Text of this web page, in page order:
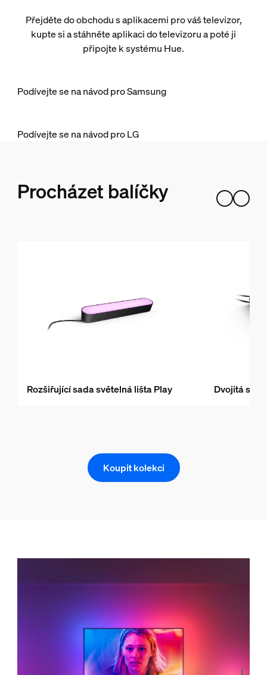
Přejděte do obchodu s aplikacemi pro váš televizor,
kupte si a stáhněte aplikaci do televizoru a poté ji
připojte k systému Hue.
Podívejte se na návod pro Samsung
Podívejte se na návod pro LG
Procházet balíčky
Rozšiřující sada světelná lišta Play Dvojitá
Koupit kolekci